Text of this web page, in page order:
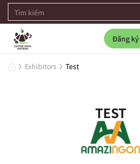
Đăng
Exhibitors Test
TEST